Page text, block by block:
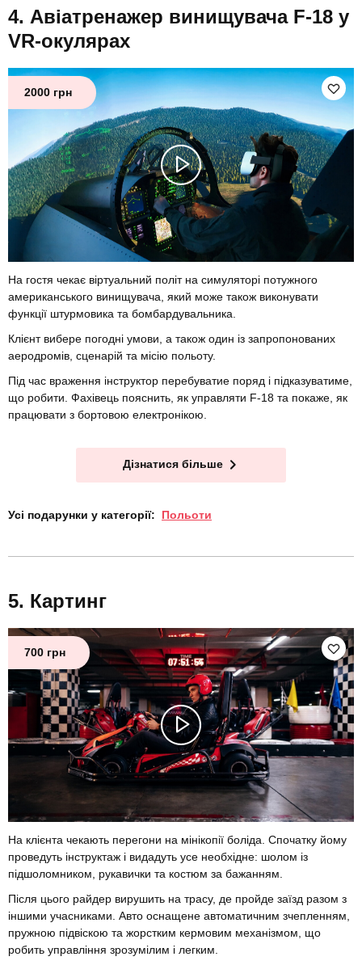
Авіатренажер винищувача F-18 у
VR-окулярах
2000 грн
На гостя чекає віртуальний політ на симуляторі потужного
американського винищувача, який може також виконувати
функції штурмовика та бомбардувальника.
Клієнт вибере погодні умови, а також один із запропонованих
аеродромів, сценарій та місію польоту.
Під час враження інструктор перебуватие поряд і підказуватиме,
що робити. Фахівець пояснить, як управляти F-18 та покаже, як
працювати з бортовою електронікою.
Дізнатися більше
Усі подарунки у категорії: Польоти
Картинг
700 грн
На клієнта чекають перегони на мінікопії боліда. Спочатку йому
проведуть інструктаж і видадуть усе необхідне: шолом із
підшоломником, рукавички та костюм за бажанням.
Після цього райдер вирушить на трасу, де пройде заїзд разом з
іншими учасниками. Авто оснащене автоматичним зчепленням,
пружною підвіскою та жорстким кермовим механізмом, що
робить управління зрозумілим і легким.